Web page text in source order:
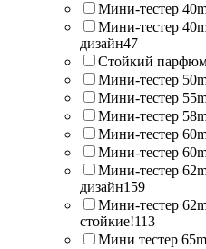
Мини-тестер
Мини-тестер
дизайн47
Стойкий
Мини-тестер
Мини-тестер
Мини-тестер
Мини-тестер
Мини-тестер
Мини-тестер
дизайн159
Мини-тестер
стойкие!113
Мини тестер